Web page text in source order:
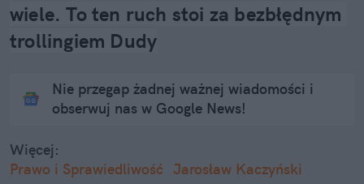
wiele. To ten ruch stoi za bezbłędnym
trollingiem Dudy
Nie przegap żadnej ważnej wiadomości i
obserwuj nas w Google News!
Więcej:
Prawo i Sprawiedliwość Jarosław Kaczyński